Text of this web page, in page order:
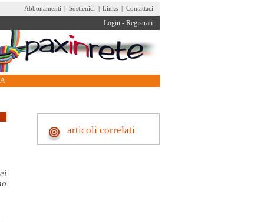
Abbonamenti | Sostienici | Links | Contattaci
Login - Registrati
articoli correlati